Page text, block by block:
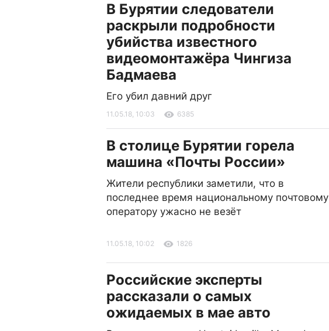
В Бурятии следователи
раскрыли подробности
убийства известного
видеомонтажёра Чингиза
Бадмаева
Его убил давний друг
11.05.18, 10:03 6385
В столице Бурятии горела
машина «Почты России»
Жители республики заметили, что в
последнее время национальному почтовому
оператору ужасно не везёт
11.05.18, 10:02 1826
Российские эксперты
рассказали о самых
ожидаемых в мае авто